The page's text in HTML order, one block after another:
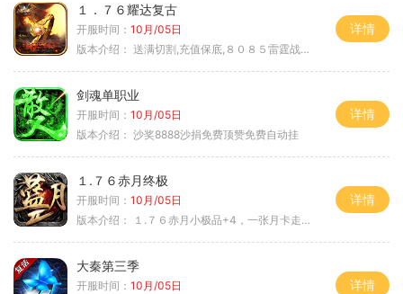
１．７６耀达复古
开服时间： 10月/05日
版本介绍： 送满切割,充值保底,８０８５雷霆战神微变
详情
剑魂单职业
开服时间： 10月/05日
版本介绍： 沙奖8888沙捐免费顶赞免费自动挂
详情
１.７６赤月终极
开服时间： 10月/05日
版本介绍：
１.７６赤月小极品+4，一张月卡走天涯a
详情
大秦第三季
开服时间： 10月/05日
详情